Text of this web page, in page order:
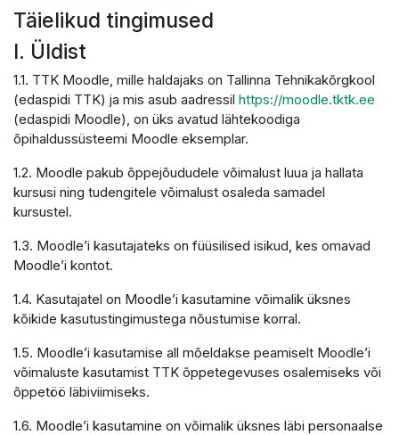
Täielikud tingimused
I. Üldist
1.1. TTK Moodle, mille haldajaks on Tallinna Tehnikakõrgkool
(edaspidi TTK) ja mis asub aadressil https://moodle.tktk.ee
(edaspidi Moodle), on üks avatud lähtekoodiga
õpihaldussüsteemi Moodle eksemplar.
1.2. Moodle pakub õppejõududele võimalust luua ja hallata
kursusi ning tudengitele võimalust osaleda samadel
kursustel.
1.3. Moodle’i kasutajateks on füüsilised isikud, kes omavad
Moodle’i kontot.
1.4. Kasutajatel on Moodle’i kasutamine võimalik üksnes
kõikide kasutustingimustega nõustumise korral.
1.5. Moodle’i kasutamise all mõeldakse peamiselt Moodle’i
võimaluste kasutamist TTK õppetegevuses osalemiseks või
õppetöö läbiviimiseks.
1.6. Moodle’i kasutamine on võimalik üksnes läbi personaalse